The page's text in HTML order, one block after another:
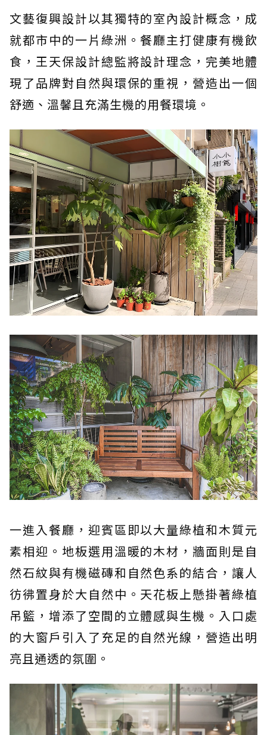
文藝復興設計以其獨特的室內設計概念，成
就都市中的一片綠洲。餐廳主打健康有機飲
食，王天保設計總監將設計理念，完美地體
現了品牌對自然與環保的重視，營造出一個
舒適、溫馨且充滿生機的用餐環境。
一進入餐廳，迎賓區即以大量綠植和木質元
素相迎。地板選用溫暖的木材，牆面則是自
然石紋與有機磁磚和自然色系的結合，讓人
彷彿置身於大自然中。天花板上懸掛著綠植
吊籃，增添了空間的立體感與生機。入口處
的大窗戶引入了充足的自然光線，營造出明
亮且通透的氛圍。